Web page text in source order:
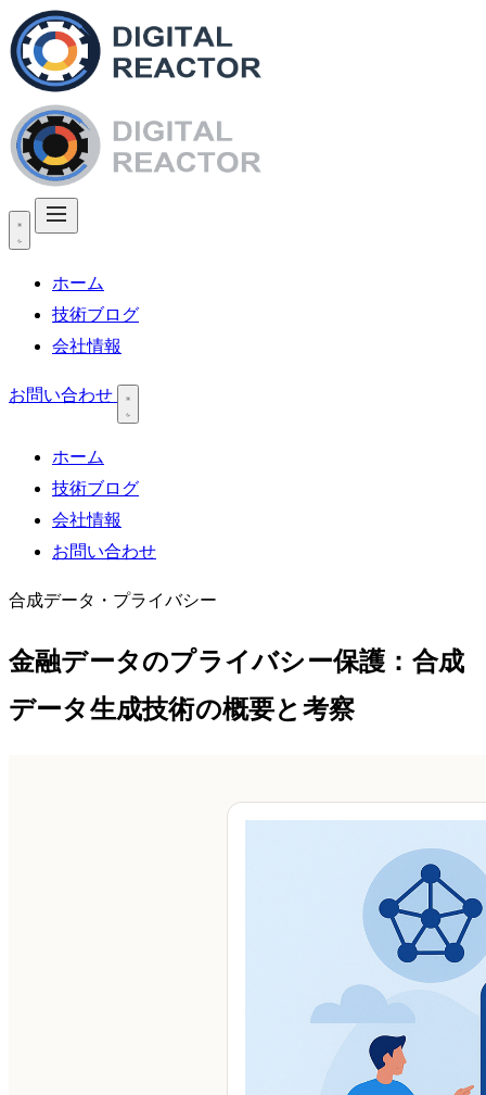
ホーム
技術ブログ
会社情報
お問い合わせ
ホーム
技術ブログ
会社情報
お問い合わせ
合成データ・プライバシー
金融データのプライバシー保護：合成
データ生成技術の概要と考察